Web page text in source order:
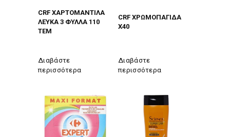
CRF ΧΑΡΤΟΜΑΝΤΙΛΑ
ΛΕΥΚΑ 3 ΦΥΛΛΑ 110
ΤΕΜ
Διαβάστε
περισσότερα
CRF ΧΡΩΜΟΠΑΓΙΔΑ
Χ40
Διαβάστε
περισσότερα